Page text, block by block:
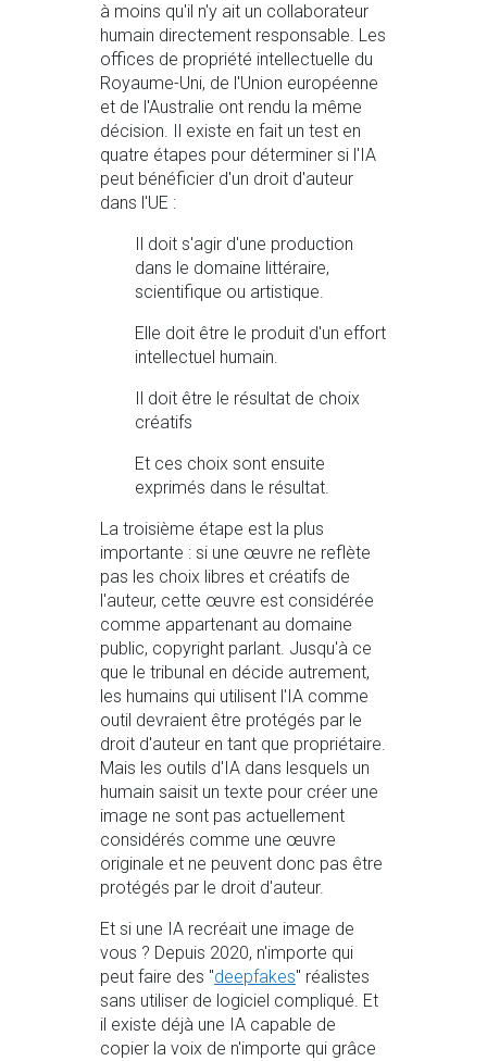
à moins qu'il n'y ait un collaborateur
humain directement responsable. Les
offices de propriété intellectuelle du
Royaume-Uni, de l'Union européenne
et de l'Australie ont rendu la même
décision. Il existe en fait un test en
quatre étapes pour déterminer si l'IA
peut bénéficier d'un droit d'auteur
dans l'UE :
Il doit s'agir d'une production
dans le domaine littéraire,
scientifique ou artistique.
Elle doit être le produit d'un effort
intellectuel humain.
Il doit être le résultat de choix
créatifs
Et ces choix sont ensuite
exprimés dans le résultat.
La troisième étape est la plus
importante : si une œuvre ne reflète
pas les choix libres et créatifs de
l'auteur, cette œuvre est considérée
comme appartenant au domaine
public, copyright parlant. Jusqu'à ce
que le tribunal en décide autrement,
les humains qui utilisent l'IA comme
outil devraient être protégés par le
droit d'auteur en tant que propriétaire.
Mais les outils d'IA dans lesquels un
humain saisit un texte pour créer une
image ne sont pas actuellement
considérés comme une œuvre
originale et ne peuvent donc pas être
protégés par le droit d'auteur.
Et si une IA recréait une image de
vous ? Depuis 2020, n'importe qui
peut faire des "deepfakes" réalistes
sans utiliser de logiciel compliqué. Et
il existe déjà une IA capable de
copier la voix de n'importe qui grâce